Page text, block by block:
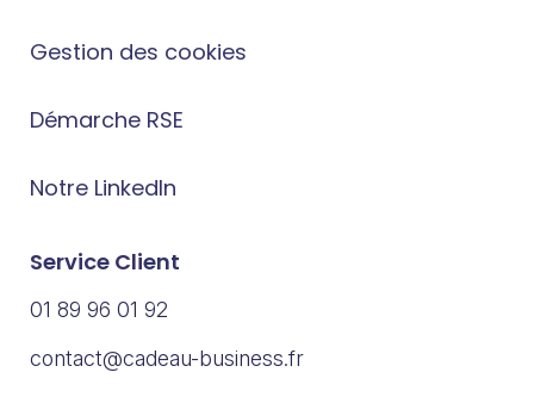
Gestion des cookies
Démarche RSE
Notre LinkedIn
Service Client
01 89 96 01 92
contact@cadeau-business.fr